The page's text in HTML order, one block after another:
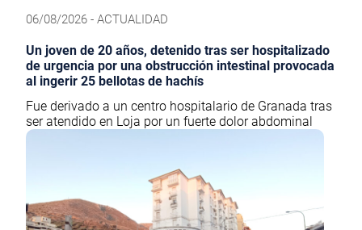
06/08/2026 - ACTUALIDAD
Un joven de 20 años, detenido tras ser hospitalizado
de urgencia por una obstrucción intestinal provocada
al ingerir 25 bellotas de hachís
Fue derivado a un centro hospitalario de Granada tras
ser atendido en Loja por un fuerte dolor abdominal